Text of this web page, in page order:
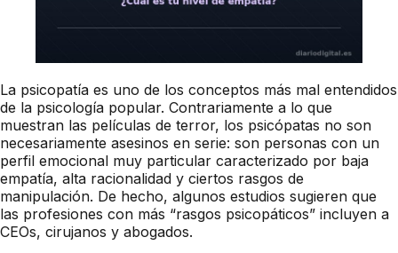
La psicopatía es uno de los conceptos más mal entendidos
de la psicología popular. Contrariamente a lo que
muestran las películas de terror, los psicópatas no son
necesariamente asesinos en serie: son personas con un
perfil emocional muy particular caracterizado por baja
empatía, alta racionalidad y ciertos rasgos de
manipulación. De hecho, algunos estudios sugieren que
las profesiones con más “rasgos psicopáticos” incluyen a
CEOs, cirujanos y abogados.